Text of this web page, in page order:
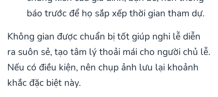
báo trước để họ sắp xếp thời gian tham dự.
Không gian được chuẩn bị tốt giúp nghi lễ diễn
ra suôn sẻ, tạo tâm lý thoải mái cho người chủ lễ.
Nếu có điều kiện, nên chụp ảnh lưu lại khoảnh
khắc đặc biệt này.